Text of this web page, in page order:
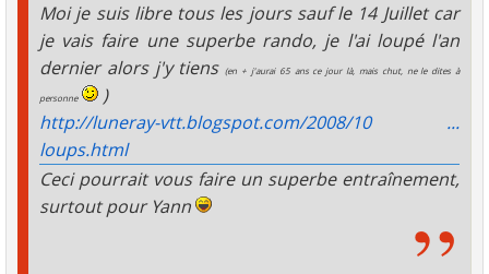
Moi je suis libre tous les jours sauf le 14 Juillet car
je vais faire une superbe rando, je l'ai loupé l'an
dernier alors j'y tiens(en + j'aurai 65 ans ce jour là, mais chut, ne le dites à
personne
)
http://luneray-vtt.blogspot.com/2008/10 ...
loups.html
Ceci pourrait vous faire un superbe entraînement,
surtout pour Yann